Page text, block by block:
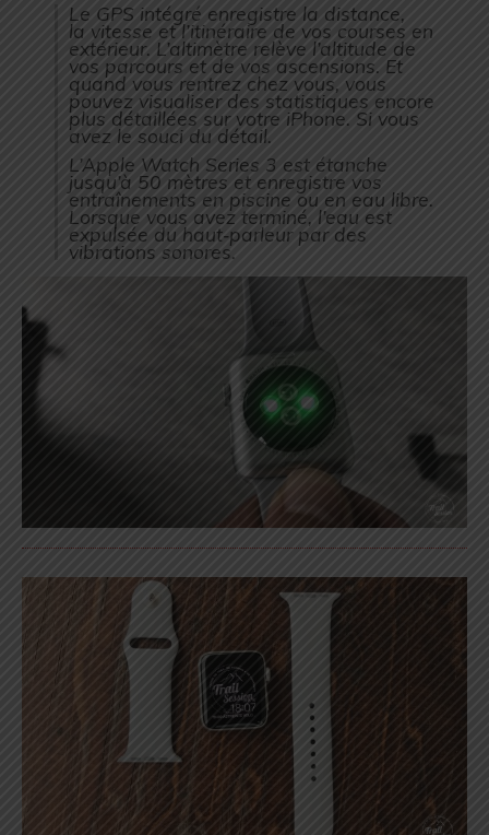
Le GPS intégré enregistre la distance,
la vitesse et l’itinéraire de vos courses en
extérieur. L’altimètre relève l’altitude de
vos parcours et de vos ascensions. Et
quand vous rentrez chez vous, vous
pouvez visualiser des statistiques encore
plus détaillées sur votre iPhone. Si vous
avez le souci du détail.
L’Apple Watch Series 3 est étanche
jusqu’à 50 mètres et enregistre vos
entraînements en piscine ou en eau libre.
Lorsque vous avez terminé, l’eau est
expulsée du haut‑parleur par des
vibrations sonores.